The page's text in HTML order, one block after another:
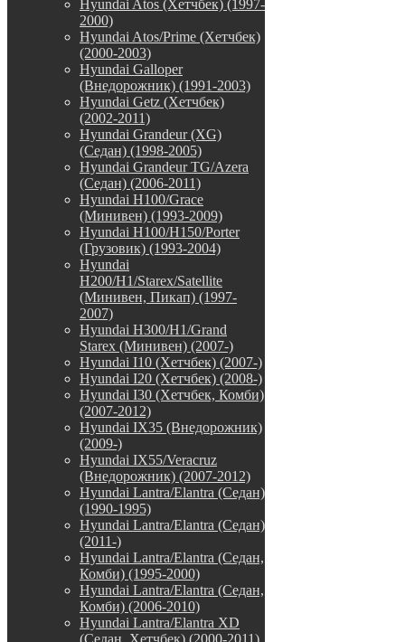
Hyundai Atos (Хетчбек) (1997-
2000)
Hyundai Atos/Prime (Хетчбек)
(2000-2003)
Hyundai Galloper
(Внедорожник) (1991-2003)
Hyundai Getz (Хетчбек)
(2002-2011)
Hyundai Grandeur (XG)
(Седан) (1998-2005)
Hyundai Grandeur TG/Azera
(Седан) (2006-2011)
Hyundai H100/Grace
(Минивен) (1993-2009)
Hyundai H100/H150/Porter
(Грузовик) (1993-2004)
Hyundai
H200/H1/Starex/Satellite
(Минивен, Пикап) (1997-
2007)
Hyundai H300/H1/Grand
Starex (Минивен) (2007-)
Hyundai I10 (Хетчбек) (2007-)
Hyundai I20 (Хетчбек) (2008-)
Hyundai I30 (Хетчбек, Комби)
(2007-2012)
Hyundai IX35 (Внедорожник)
(2009-)
Hyundai IX55/Veracruz
(Внедорожник) (2007-2012)
Hyundai Lantra/Elantra (Седан)
(1990-1995)
Hyundai Lantra/Elantra (Седан)
(2011-)
Hyundai Lantra/Elantra (Седан,
Комби) (1995-2000)
Hyundai Lantra/Elantra (Седан,
Комби) (2006-2010)
Hyundai Lantra/Elantra XD
(Седан, Хетчбек) (2000-2011)